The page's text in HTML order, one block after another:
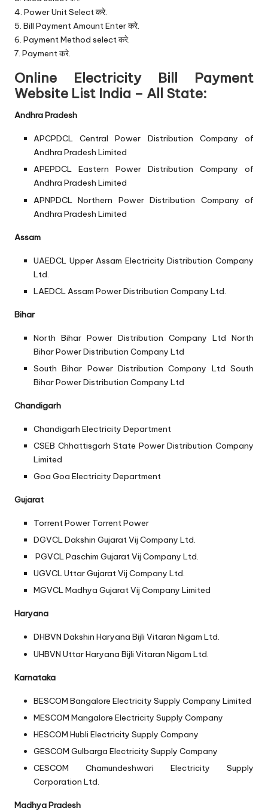
4. Power Unit Select करे.
5. Bill Payment Amount Enter करे.
6. Payment Method select करे.
7. Payment करे.
Online Electricity Bill Payment
Website List India – All State:
Andhra Pradesh
APCPDCLCentral Power Distribution Company of
Andhra Pradesh Limited
APEPDCL Eastern Power Distribution Company of
Andhra Pradesh Limited
APNPDCLNorthern Power Distribution Company of
Andhra Pradesh Limited
Assam
UAEDCL Upper Assam Electricity Distribution Company
Ltd.
LAEDCLAssam Power Distribution Company Ltd.
Bihar
North Bihar Power Distribution Company Ltd North
Bihar Power Distribution Company Ltd
South Bihar Power Distribution Company Ltd South
Bihar Power Distribution Company Ltd
Chandigarh
Chandigarh Electricity Department
CSEB Chhattisgarh State Power Distribution Company
Limited
Goa Goa Electricity Department
Gujarat
Torrent Power Torrent Power
DGVCLDakshin Gujarat Vij Company Ltd.
PGVCLPaschim Gujarat Vij Company Ltd.
UGVCLUttar Gujarat Vij Company Ltd.
MGVCLMadhya Gujarat Vij Company Limited
Haryana
DHBVN Dakshin Haryana Bijli Vitaran Nigam Ltd.
UHBVN Uttar Haryana Bijli Vitaran Nigam Ltd.
Karnataka
BESCOM Bangalore Electricity Supply Company Limited
MESCOM Mangalore Electricity Supply Company
HESCOM Hubli Electricity Supply Company
GESCOM Gulbarga Electricity Supply Company
CESCOM Chamundeshwari Electricity Supply
Corporation Ltd.
Madhya Pradesh